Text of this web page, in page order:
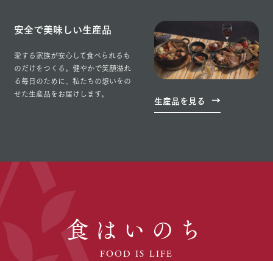
生産品を見る
安全で美味しい生産品
愛する家族が安心して食べられるも
のだけをつくる。健やかで笑顔溢れ
る毎日のために、私たちの想いをの
せた生産品をお届けします。
食はいのち
FOOD IS LIFE